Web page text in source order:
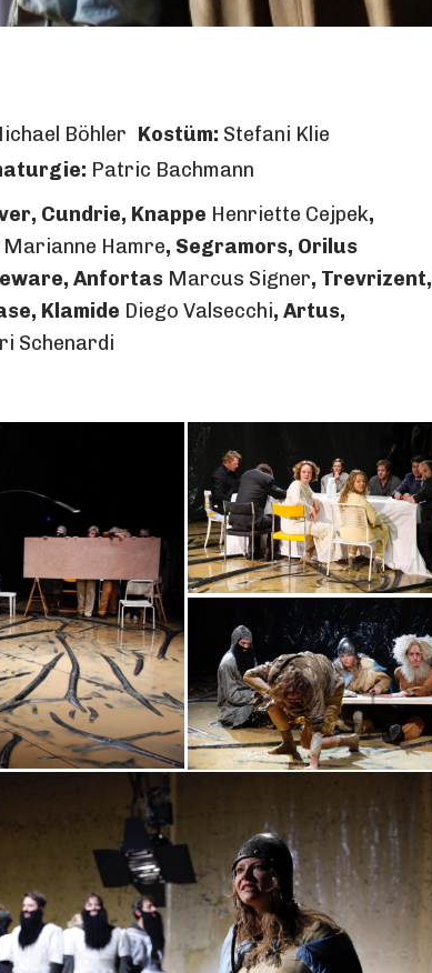
Böhler Kostüm: Stefani Klie
Patric Bachmann
Cundrie, Knappe Henriette Cejpek,
Marianne Hamre, Segramors, Orilus
Anfortas Marcus Signer, Trevrizent,
Klamide Diego Valsecchi, Artus,
Schenardi